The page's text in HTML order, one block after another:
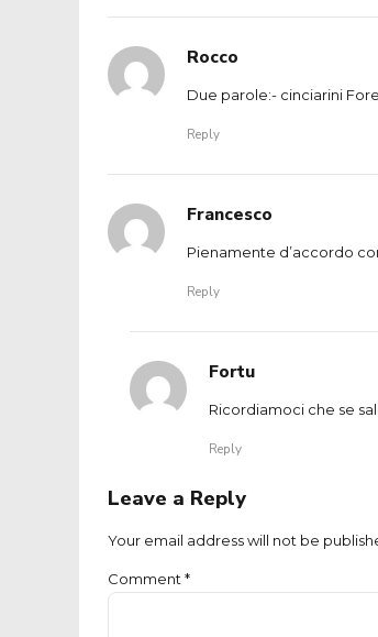
Rocco
Due parole:- cinciarini
Reply
Francesco
Pienamente d’accordo
Reply
Fortu
Ricordiamoci che se
Reply
Leave a Reply
Your email address will not be
Comment *